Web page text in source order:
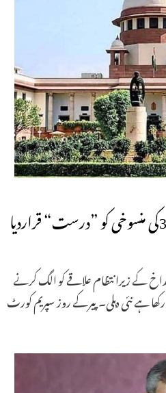
کے زیرانتظام علاقے کو الگ کرنے
ہے نئی دہلی۔پیرکے روز سپریم کورٹ